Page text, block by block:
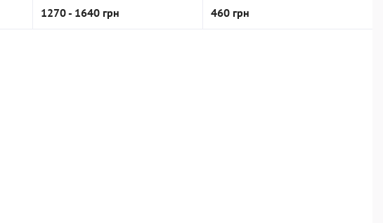
1270 - 1640 грн 460 грн